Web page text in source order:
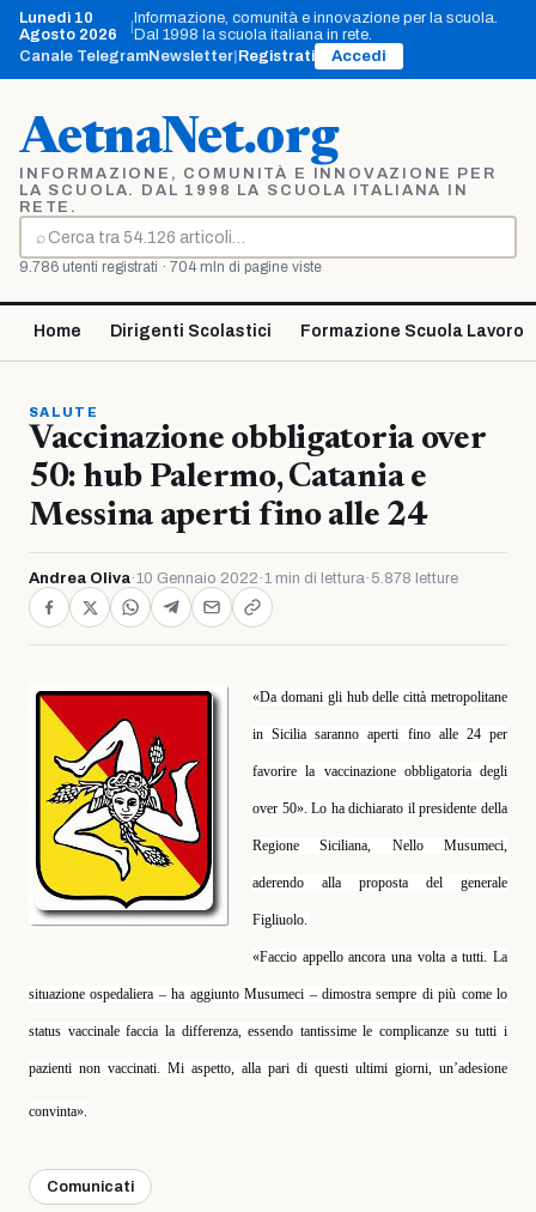
Vai
contenuto
Lunedì 10
Agosto 2026
Informazione, comunità e innovazione per la scuola.
Dal 1998 la scuola italiana in rete.
Canale TelegramNewsletter Registrati Accedi
AetnaNet.org
INFORMAZIONE, COMUNITÀ E INNOVAZIONE PER
LA SCUOLA. DAL 1998 LA SCUOLA ITALIANA IN
RETE.
⌕
Cerca
9.786 utenti registrati · 704 mln di pagine viste
Home Dirigenti Scolastici Formazione Scuola Lavoro
SALUTE
Vaccinazione obbligatoria over
50: hub Palermo, Catania e
Messina aperti fino alle 24
Andrea Oliva·10 Gennaio 2022 ·1 min di lettura· 5.878 letture
«Da domani gli hub delle città metropolitane
in Sicilia saranno aperti fino alle 24 per
favorire la vaccinazione obbligatoria degli
over 50». Lo ha dichiarato il presidente della
Regione Siciliana, Nello Musumeci,
aderendo alla proposta del generale
Figliuolo.
«Faccio appello ancora una volta a tutti. La
situazione ospedaliera – ha aggiunto Musumeci – dimostra sempre di più come lo
status vaccinale faccia la differenza, essendo tantissime le complicanze su tutti i
pazienti non vaccinati. Mi aspetto, alla pari di questi ultimi giorni, un’adesione
convinta».
Comunicati